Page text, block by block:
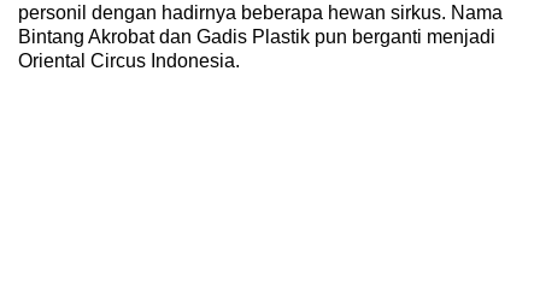
personil dengan hadirnya beberapa hewan sirkus. Nama
Bintang Akrobat dan Gadis Plastik pun berganti menjadi
Oriental Circus Indonesia.